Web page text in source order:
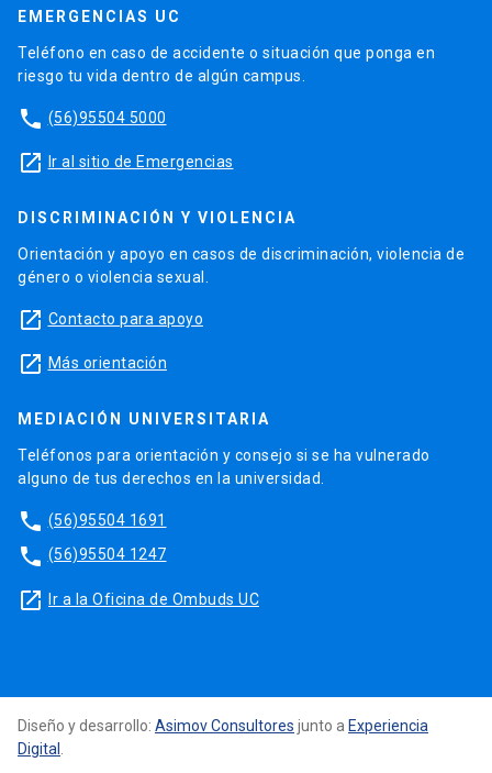
EMERGENCIAS UC
Teléfono en caso de accidente o situación que ponga en
riesgo tu vida dentro de algún campus.
phone (56)95504 5000
launch Ir al sitio de Emergencias
DISCRIMINACIÓN Y VIOLENCIA
Orientación y apoyo en casos de discriminación, violencia de
género o violencia sexual.
launch Contacto para apoyo
launch Más orientación
MEDIACIÓN UNIVERSITARIA
Teléfonos para orientación y consejo si se ha vulnerado
alguno de tus derechos en la universidad.
phone (56)95504 1691
phone (56)95504 1247
launch Ir a la Oficina de Ombuds UC
Diseño y desarrollo: Asimov Consultores junto a Experiencia
Digital